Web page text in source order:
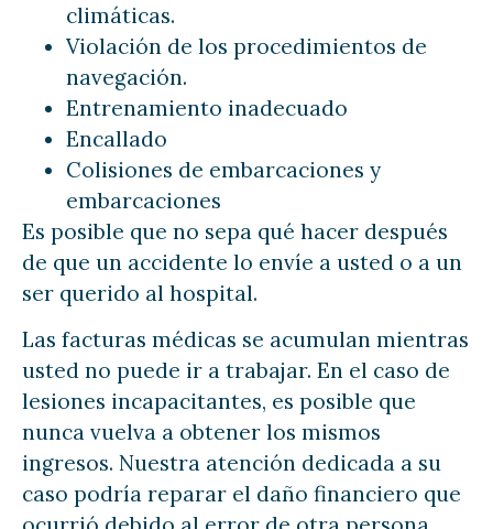
climáticas.
Violación de los procedimientos de
navegación.
Entrenamiento inadecuado
Encallado
Colisiones de embarcaciones y
embarcaciones
Es posible que no sepa qué hacer después
de que un accidente lo envíe a usted o a un
ser querido al hospital.
Las facturas médicas se acumulan mientras
usted no puede ir a trabajar. En el caso de
lesiones incapacitantes, es posible que
nunca vuelva a obtener los mismos
ingresos. Nuestra atención dedicada a su
caso podría reparar el daño financiero que